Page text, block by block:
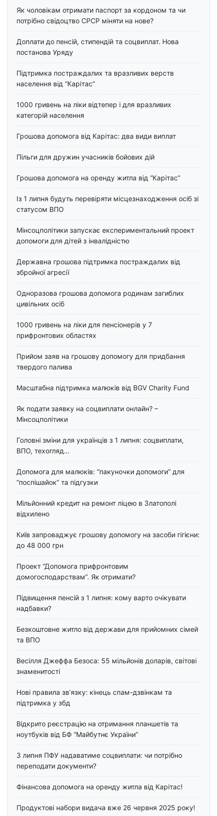
Як чоловікам отримати паспорт за кордоном та чи
потрібно свідоцтво СРСР міняти на нове?
Доплати до пенсій, стипендій та соцвиплат. Нова
постанова Уряду
Підтримка постраждалих та вразливих верств
населення від “Карітас”
1000 гривень на ліки відтепер і для вразливих
категорій населення
Грошова допомога від Карітас: два види виплат
Пільги для дружин учасників бойових дій
Грошова допомога на оренду житла від “Карітас”
Із 1 липня будуть перевіряти місцезнаходження осіб зі
статусом ВПО
Мінсоцполітики запускає експериментальний проект
допомоги для дітей з інвалідністю
Державна грошова підтримка постраждалих від
збройної агресії
Одноразова грошова допомога родинам загиблих
цивільних осіб
1000 гривень на ліки для пенсіонерів у 7
прифронтових областях
Прийом заяв на грошову допомогу для придбання
твердого палива
Масштабна підтримка малюків від BGV Charity Fund
Як подати заявку на соцвиплати онлайн? –
Мінсоцполітики
Головні зміни для українців з 1 липня: соцвиплати,
ВПО, техогляд…
Допомога для малюків: “пакуночки допомоги” для
“поспішайок” та підгузки
Мільйонний кредит на ремонт ліцею в Златополі
відхилено
Київ запроваджує грошову допомогу на засоби гігієни:
до 48 000 грн
Проект “Допомога прифронтовим
домогосподарствам”. Як отримати?
Підвищення пенсій з 1 липня: кому варто очікувати
надбавки?
Безкоштовне житло від держави для прийомних сімей
та ВПО
Весілля Джеффа Безоса: 55 мільйонів доларів, світові
знаменитості
Нові правила зв’язку: кінець спам-дзвінкам та
підтримка у збд
Відкрито реєстрацію на отримання планшетів та
ноутбуків від БФ “Майбутнє України”
З липня ПФУ надаватиме соцвиплати: чи потрібно
переподати документи?
Фінансова допомога на оренду житла від Карітас!
Продуктові набори видача вже 26 червня 2025 року!